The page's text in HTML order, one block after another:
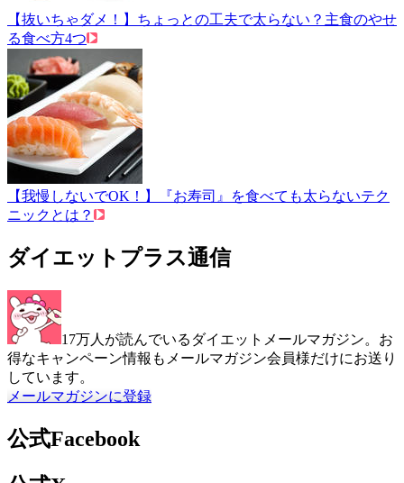
【抜いちゃダメ！】ちょっとの工夫で太らない？主食のやせ
る食べ方4つ
【我慢しないでOK！】『お寿司』を食べても太らないテク
ニックとは？
ダイエットプラス通信
17万人が読んでいるダイエットメールマガジン。お
得なキャンペーン情報もメールマガジン会員様だけにお送り
しています。
メールマガジンに登録
公式Facebook